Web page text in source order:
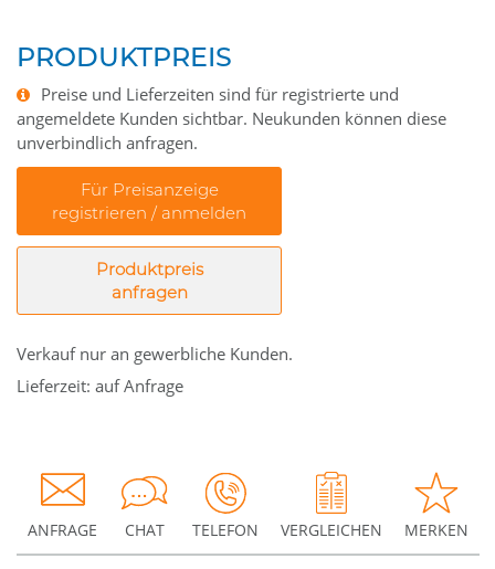
PRODUKTPREIS
Preise und Lieferzeiten sind für registrierte und
angemeldete Kunden sichtbar. Neukunden können diese
unverbindlich anfragen.
Für Preisanzeige
registrieren / anmelden
Produktpreis
anfragen
Verkauf nur an gewerbliche Kunden.
Lieferzeit: auf Anfrage
ANFRAGE CHAT TELEFON VERGLEICHEN MERKEN